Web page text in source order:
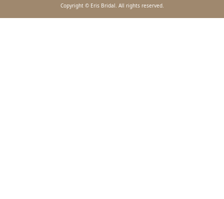
Copyright © Eris Bridal. All rights reserved.